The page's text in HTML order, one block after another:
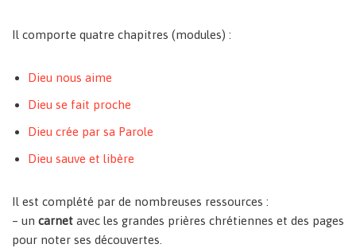
Il comporte quatre chapitres (modules) :
Dieu nous aime
Dieu se fait proche
Dieu crée par sa Parole
Dieu sauve et libère
Il est complété par de nombreuses ressources :
– un carnet avec les grandes prières chrétiennes et des pages
pour noter ses découvertes.